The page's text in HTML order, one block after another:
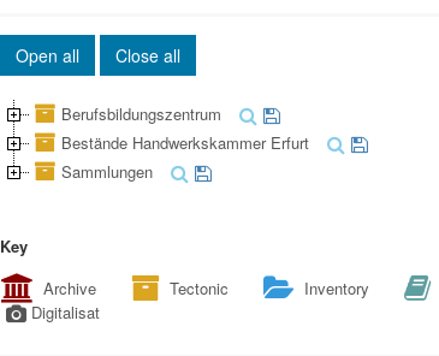
Open all Close all
Berufsbildungszentrum
Bestände Handwerkskammer Erfurt
Sammlungen
Key
Archive
Tectonic Inventory
Digitalisat